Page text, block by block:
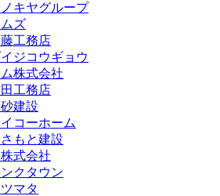
キヤグループ
ズ
工務店
ジコウギョウ
株式会社
工務店
建設
コーホーム
もと建設
式会社
クタウン
マタ